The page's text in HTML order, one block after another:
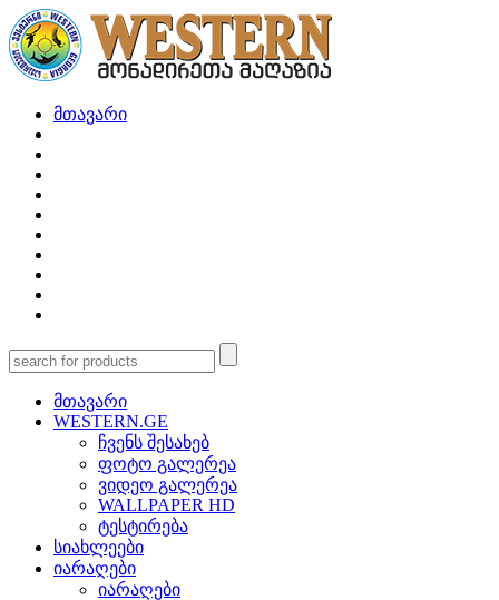
მთავარი
მთავარი
WESTERN.GE
ჩვენს შესახებ
ფოტო გალერეა
ვიდეო გალერეა
WALLPAPER HD
ტესტირება
სიახლეები
იარაღები
იარაღები